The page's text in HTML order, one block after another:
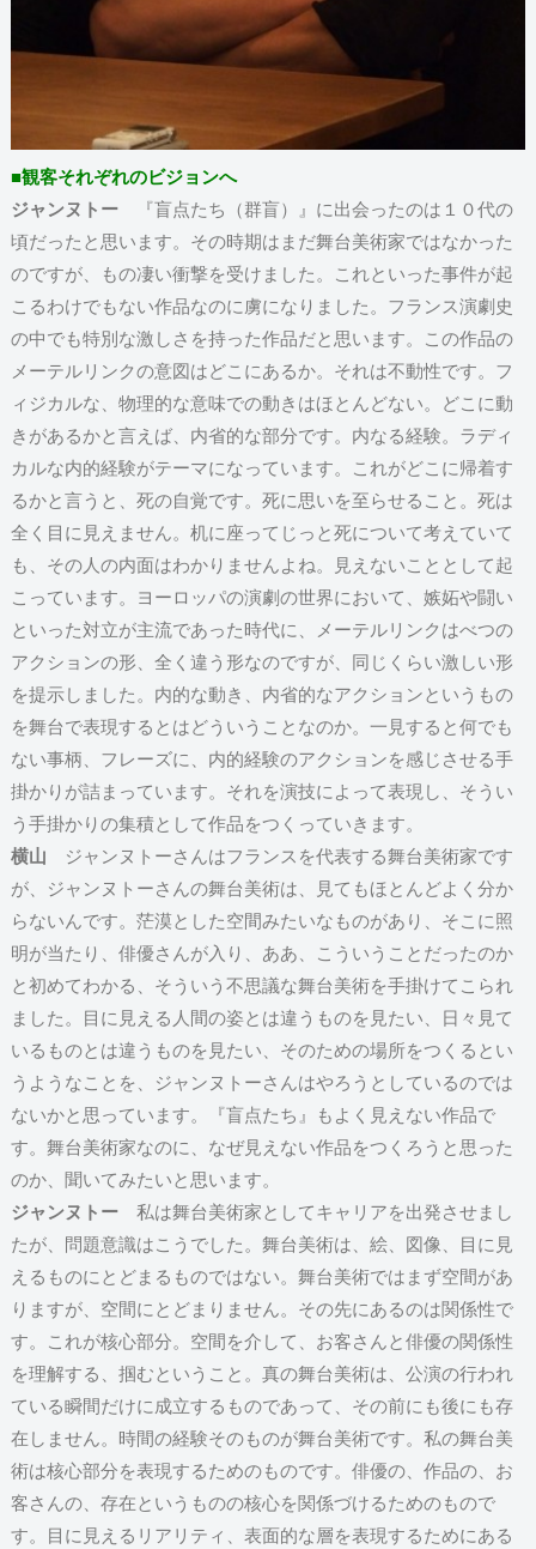
■観客それぞれのビジョンへ
ジャンヌトー『盲点たち（群盲）』に出会ったのは１０代の
頃だったと思います。その時期はまだ舞台美術家ではなかった
のですが、もの凄い衝撃を受けました。これといった事件が起
こるわけでもない作品なのに虜になりました。フランス演劇史
の中でも特別な激しさを持った作品だと思います。この作品の
メーテルリンクの意図はどこにあるか。それは不動性です。フ
ィジカルな、物理的な意味での動きはほとんどない。どこに動
きがあるかと言えば、内省的な部分です。内なる経験。ラディ
カルな内的経験がテーマになっています。これがどこに帰着す
るかと言うと、死の自覚です。死に思いを至らせること。死は
全く目に見えません。机に座ってじっと死について考えていて
も、その人の内面はわかりませんよね。見えないこととして起
こっています。ヨーロッパの演劇の世界において、嫉妬や闘い
といった対立が主流であった時代に、メーテルリンクはべつの
アクションの形、全く違う形なのですが、同じくらい激しい形
を提示しました。内的な動き、内省的なアクションというもの
を舞台で表現するとはどういうことなのか。一見すると何でも
ない事柄、フレーズに、内的経験のアクションを感じさせる手
掛かりが詰まっています。それを演技によって表現し、そうい
う手掛かりの集積として作品をつくっていきます。
横山 ジャンヌトーさんはフランスを代表する舞台美術家です
が、ジャンヌトーさんの舞台美術は、見てもほとんどよく分か
らないんです。茫漠とした空間みたいなものがあり、そこに照
明が当たり、俳優さんが入り、ああ、こういうことだったのか
と初めてわかる、そういう不思議な舞台美術を手掛けてこられ
ました。目に見える人間の姿とは違うものを見たい、日々見て
いるものとは違うものを見たい、そのための場所をつくるとい
うようなことを、ジャンヌトーさんはやろうとしているのでは
ないかと思っています。『盲点たち』もよく見えない作品で
す。舞台美術家なのに、なぜ見えない作品をつくろうと思った
のか、聞いてみたいと思います。
ジャンヌトー私は舞台美術家としてキャリアを出発させまし
たが、問題意識はこうでした。舞台美術は、絵、図像、目に見
えるものにとどまるものではない。舞台美術ではまず空間があ
りますが、空間にとどまりません。その先にあるのは関係性で
す。これが核心部分。空間を介して、お客さんと俳優の関係性
を理解する、掴むということ。真の舞台美術は、公演の行われ
ている瞬間だけに成立するものであって、その前にも後にも存
在しません。時間の経験そのものが舞台美術です。私の舞台美
術は核心部分を表現するためのものです。俳優の、作品の、お
客さんの、存在というものの核心を関係づけるためのもので
す。目に見えるリアリティ、表面的な層を表現するためにある